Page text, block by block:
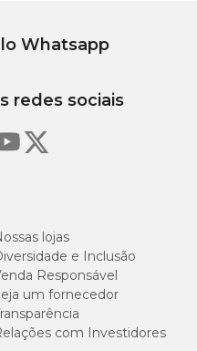
lojas
e Inclusão
Responsável
um fornecedor
com Investidores
Whatsapp
redes sociais